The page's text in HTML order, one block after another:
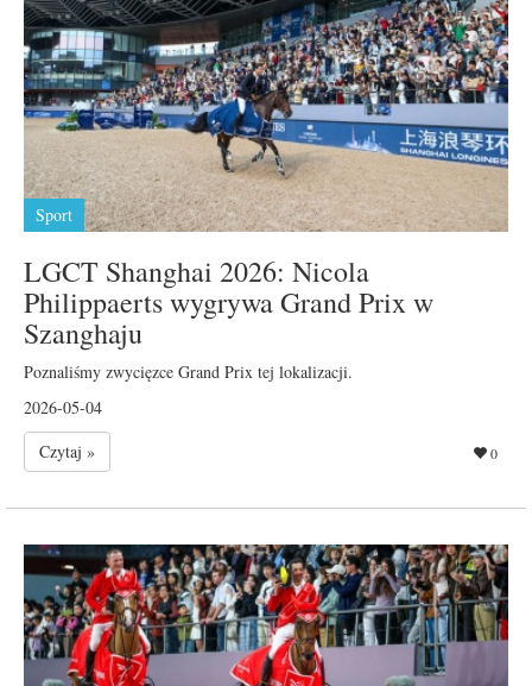
Sport
LGCT Shanghai 2026: Nicola
Philippaerts wygrywa Grand Prix w
Szanghaju
Poznaliśmy zwycięzce Grand Prix tej lokalizacji.
2026-05-04
Czytaj »
0